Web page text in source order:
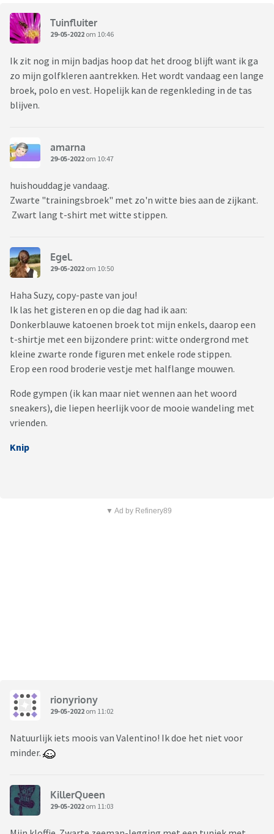
Tuinfluiter
29-05-2022 om 10:46
Ik zit nog in mijn badjas hoop dat het droog blijft want ik ga
zo mijn golfkleren aantrekken. Het wordt vandaag een lange
broek, polo en vest. Hopelijk kan de regenkleding in de tas
blijven.
amarna
29-05-2022 om 10:47
huishouddagje vandaag.
Zwarte "trainingsbroek" met zo'n witte bies aan de zijkant.
Zwart lang t-shirt met witte stippen.
Egel.
29-05-2022 om 10:50
Haha Suzy, copy-paste van jou!
Ik las het gisteren en op die dag had ik aan:
Donkerblauwe katoenen broek tot mijn enkels, daarop een
t-shirtje met een bijzondere print: witte ondergrond met
kleine zwarte ronde figuren met enkele rode stippen.
Erop een rood broderie vestje met halflange mouwen.
Rode gympen (ik kan maar niet wennen aan het woord
sneakers), die liepen heerlijk voor de mooie wandeling met
vrienden.
Knip
▼ Ad by Refinery89
rionyriony
29-05-2022 om 11:02
Natuurlijk iets moois van Valentino! Ik doe het niet voor
minder.
KillerQueen
29-05-2022 om 11:03